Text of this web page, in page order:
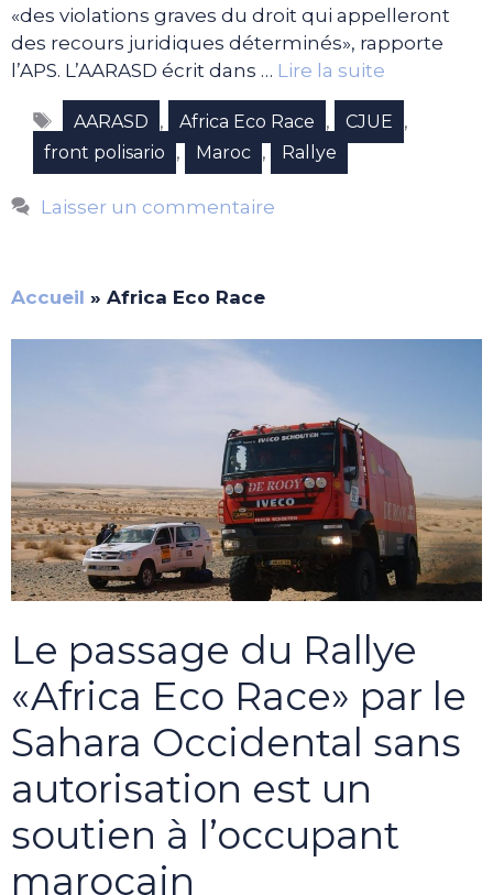
«des violations graves du droit qui appelleront
des recours juridiques déterminés», rapporte
l’APS. L’AARASD écrit dans … Lire la suite
Étiquettes
AARASD , Africa Eco Race , CJUE ,
front polisario , Maroc , Rallye
Laisser un commentaire
Accueil » Africa Eco Race
Le passage du Rallye
«Africa Eco Race» par le
Sahara Occidental sans
autorisation est un
soutien à l’occupant
marocain